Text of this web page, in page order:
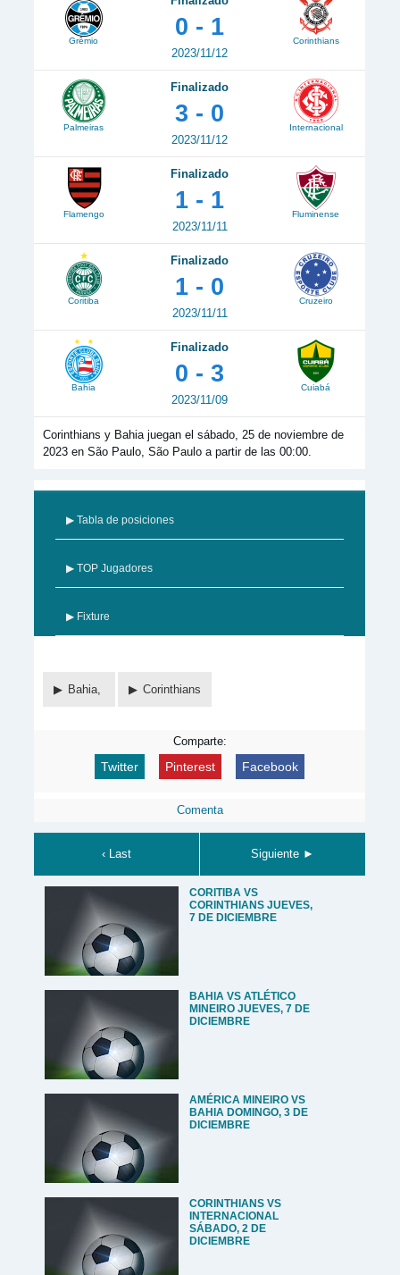
Grêmio
0 - 1
2023/11/12
Corinthians
Palmeiras
Finalizado
3 - 0
2023/11/12
Internacional
Flamengo
Finalizado
1 - 1
2023/11/11
Fluminense
Coritiba
Finalizado
1 - 0
2023/11/11
Cruzeiro
Bahia
Finalizado
0 - 3
2023/11/09
Cuiabá
Corinthians y Bahia juegan el sábado, 25 de noviembre de
2023 en São Paulo, São Paulo a partir de las 00:00.
▶ Tabla de posiciones
▶ TOP Jugadores
▶ Fixture
Bahia, Corinthians
Comparte:
Twitter Pinterest Facebook
Comenta
‹ Last Siguiente ►
CORITIBA VS
CORINTHIANS JUEVES,
7 DE DICIEMBRE
BAHIA VS ATLÉTICO
MINEIRO JUEVES, 7 DE
DICIEMBRE
AMÉRICA MINEIRO VS
BAHIA DOMINGO, 3 DE
DICIEMBRE
CORINTHIANS VS
INTERNACIONAL
SÁBADO, 2 DE
DICIEMBRE